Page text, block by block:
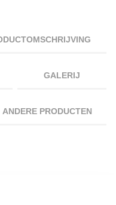
GALERIJ
ANDERE PRODUCTEN